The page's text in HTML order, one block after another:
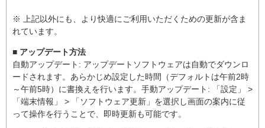
※ 上記以外にも、より快適にご利用いただくための更新が含ま
れています。
■ アップデート方法
自動アップデート: アップデートソフトウェアは自動でダウンロ
ードされます。あらかじめ設定した時間（デフォルトは午前2時
～午前5時）に書換えを行います。手動アップデート: 「設定」 >
「端末情報」 > 「ソフトウェア更新」を選択し画面の案内に従
って操作を行うことで、即時更新も可能です。